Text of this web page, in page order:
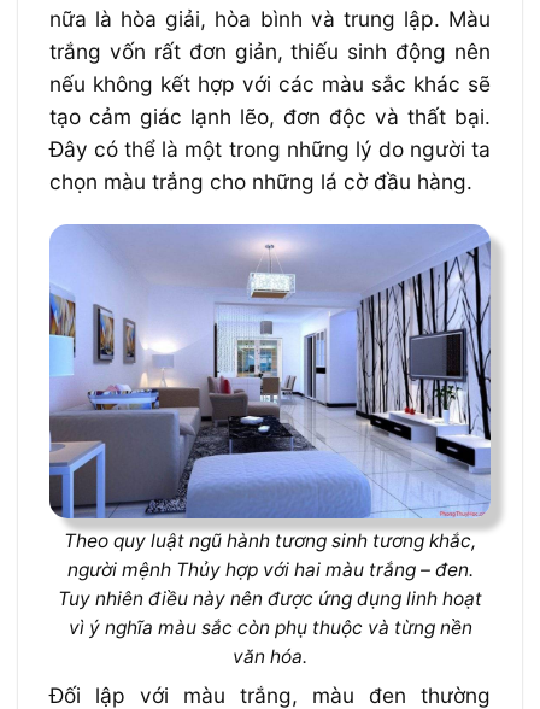
nữa là hòa giải, hòa bình và trung lập. Màu
trắng vốn rất đơn giản, thiếu sinh động nên
nếu không kết hợp với các màu sắc khác sẽ
tạo cảm giác lạnh lẽo, đơn độc và thất bại.
Đây có thể là một trong những lý do người ta
chọn màu trắng cho những lá cờ đầu hàng.
Theo quy luật ngũ hành tương sinh tương khắc,
người mệnh Thủy hợp với hai màu trắng – đen.
Tuy nhiên điều này nên được ứng dụng linh hoạt
vì ý nghĩa màu sắc còn phụ thuộc và từng nền
văn hóa.
Đối lập với màu trắng, màu đen thường